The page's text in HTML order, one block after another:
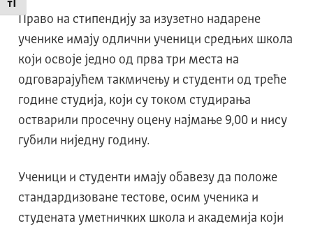
Промени величину слова
Право на стипендију за изузетно надарене
ученике имају одлични ученици средњих школа
који освоје једно од прва три места на
одговарајућем такмичењу и студенти од треће
године студија, који су током студирања
остварили просечну оцену најмање 9,00 и нису
губили ниједну годину.
Ученици и студенти имају обавезу да положе
стандардизоване тестове, осим ученика и
студената уметничких школа и академија који